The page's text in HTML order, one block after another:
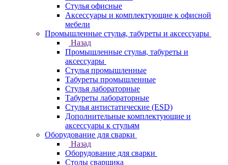
Стулья офисные
Аксессуары и комплектующие к офисной
мебели
Промышленные стулья, табуреты и аксессуары
Назад
Промышленные стулья, табуреты и
аксессуары
Стулья промышленные
Табуреты промышленные
Стулья лабораторные
Табуреты лабораторные
Стулья антистатические (ESD)
Дополнительные комплектующие и
аксессуары к стульям
Оборудование для сварки
Назад
Оборудование для сварки
Столы сварщика